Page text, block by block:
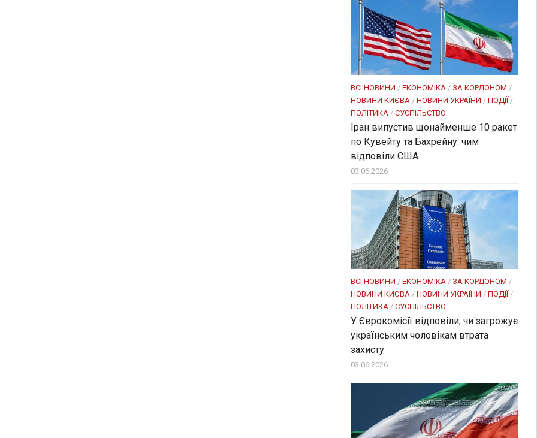
ВСІ НОВИНИ / ЕКОНОМІКА / ЗА КОРДОНОМ /
НОВИНИ КИЄВА / НОВИНИ УКРАЇНИ / ПОДІЇ /
ПОЛІТИКА / СУСПІЛЬСТВО
Іран випустив щонайменше 10 ракет
по Кувейту та Бахрейну: чим
відповіли США
03.06.2026
ВСІ НОВИНИ / ЕКОНОМІКА / ЗА КОРДОНОМ /
НОВИНИ КИЄВА / НОВИНИ УКРАЇНИ / ПОДІЇ /
ПОЛІТИКА / СУСПІЛЬСТВО
У Єврокомісії відповіли, чи загрожує
українським чоловікам втрата
захисту
03.06.2026